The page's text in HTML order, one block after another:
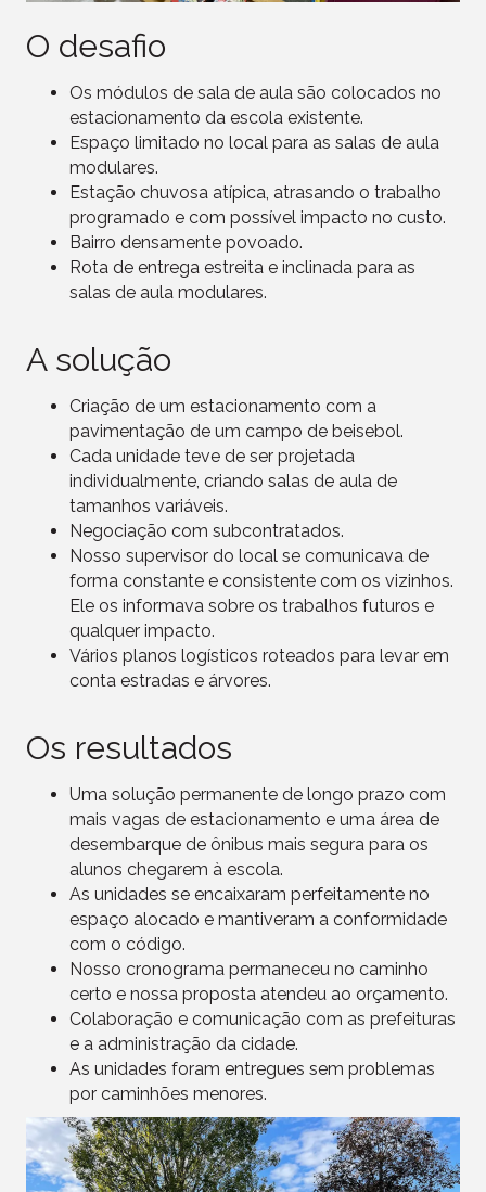
O desafio
Os módulos de sala de aula são colocados no
estacionamento da escola existente.
Espaço limitado no local para as salas de aula
modulares.
Estação chuvosa atípica, atrasando o trabalho
programado e com possível impacto no custo.
Bairro densamente povoado.
Rota de entrega estreita e inclinada para as
salas de aula modulares.
A solução
Criação de um estacionamento com a
pavimentação de um campo de beisebol.
Cada unidade teve de ser projetada
individualmente, criando salas de aula de
tamanhos variáveis.
Negociação com subcontratados.
Nosso supervisor do local se comunicava de
forma constante e consistente com os vizinhos.
Ele os informava sobre os trabalhos futuros e
qualquer impacto.
Vários planos logísticos roteados para levar em
conta estradas e árvores.
Os resultados
Uma solução permanente de longo prazo com
mais vagas de estacionamento e uma área de
desembarque de ônibus mais segura para os
alunos chegarem à escola.
As unidades se encaixaram perfeitamente no
espaço alocado e mantiveram a conformidade
com o código.
Nosso cronograma permaneceu no caminho
certo e nossa proposta atendeu ao orçamento.
Colaboração e comunicação com as prefeituras
e a administração da cidade.
As unidades foram entregues sem problemas
por caminhões menores.